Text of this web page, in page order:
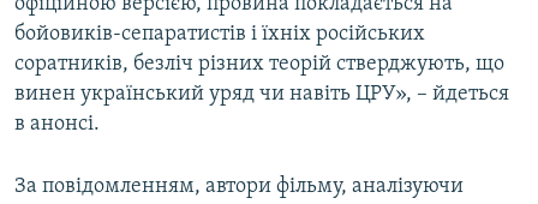
офіційною версією, провина покладається на
бойовиків-сепаратистів і їхніх російських
соратників, безліч різних теорій стверджують, що
винен український уряд чи навіть ЦРУ», – йдеться
в анонсі.
За повідомленням, автори фільму, аналізуючи